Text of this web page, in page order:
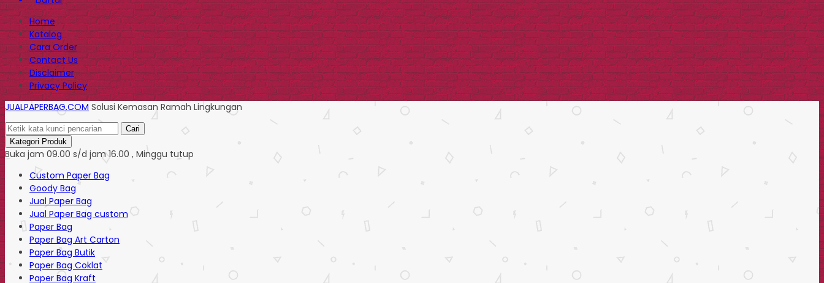
Home
Katalog
Cara Order
Contact Us
Disclaimer
Privacy Policy
JUALPAPERBAG.COM Solusi Kemasan Ramah Lingkungan
Cari
Kategori Produk
Buka jam 09.00 s/d jam 16.00 , Minggu tutup
Custom Paper Bag
Goody Bag
Jual Paper Bag
Jual Paper Bag custom
Paper Bag
Paper Bag Art Carton
Paper Bag Butik
Paper Bag Coklat
Paper Bag Kraft